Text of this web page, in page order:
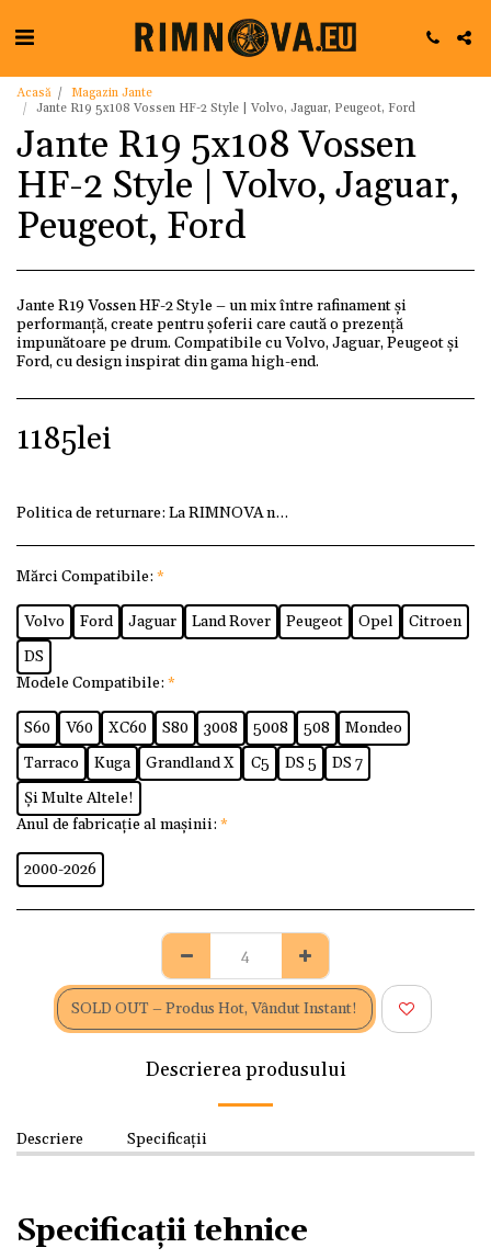
Acasă
Magazin Jante
Jante R19 5x108 Vossen HF-2 Style | Volvo, Jaguar, Peugeot, Ford
Jante R19 5x108 Vossen
HF-2 Style | Volvo, Jaguar,
Peugeot, Ford
Jante R19 Vossen HF-2 Style – un mix între rafinament și
performanță, create pentru șoferii care caută o prezență
impunătoare pe drum. Compatibile cu Volvo, Jaguar, Peugeot și
Ford, cu design inspirat din gama high-end.
1185lei
Politica de returnare: La RIMNOVA ne dorim ca fiecare
Mărci Compatibile: *
Volvo Ford Jaguar Land Rover Peugeot Opel
Citroen
DS
Modele Compatibile: *
S60 V60 XC60 S80 3008 5008 508
Mondeo
Tarraco
Kuga Grandland X C5 DS 5
DS 7
Și Multe Altele!
Anul de fabricație al mașinii: *
2000-2026
SOLD OUT – Produs Hot, Vândut Instant!
Descrierea produsului
Descriere Specificații
Specificații tehnice